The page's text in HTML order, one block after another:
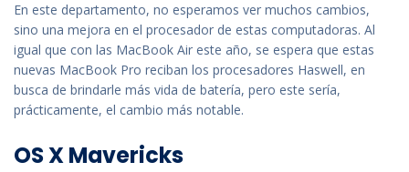
En este departamento, no esperamos ver muchos cambios,
sino una mejora en el procesador de estas computadoras. Al
igual que con las MacBook Air este año, se espera que estas
nuevas MacBook Pro reciban los procesadores Haswell, en
busca de brindarle más vida de batería, pero este sería,
prácticamente, el cambio más notable.
OS X Mavericks